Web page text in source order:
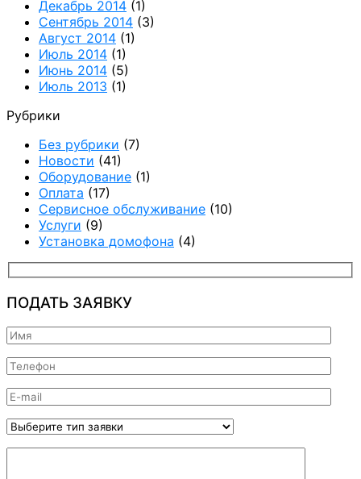
Декабрь 2014 (1)
Сентябрь 2014 (3)
Август 2014 (1)
Июль 2014 (1)
Июнь 2014 (5)
Июль 2013 (1)
Рубрики
Без рубрики (7)
Новости (41)
Оборудование (1)
Оплата (17)
Сервисное обслуживание (10)
Услуги (9)
Установка домофона (4)
ПОДАТЬ ЗАЯВКУ